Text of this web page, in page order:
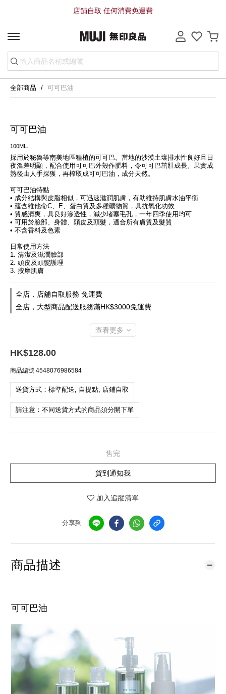
店舖自取 任何消費免運費
全部商品 可可巴油
可可巴油
100ML.
採用於秘魯等南美地區種植的可可巴。當地的沙漠土壤排水性良好且日
夜溫差明顯，配合使用可可巴外殼作肥料，令可可巴茁壯成長。果實成
熟後由人手採獲，再榨取成可可巴油，成分天然。
可可巴油特點
• 成分結構與皮脂相似，可迅速滋潤肌膚，有助維持肌膚水油平衡
• 蘊含維他命C、E、蛋白質及多種礦物質，具抗氧化功效
• 質感清爽，具良好滲透性，減少堵塞毛孔，一年四季使用均可
• 可用於臉部、身體、頭皮及頭髮，適合所有膚質及髮質
• 不含香料及色素
日常使用方法
1. 清潔及滋潤臉部
2. 頭皮及頭髮護理
3. 按摩肌膚
全店，店舖自取服務 免運費
全店，大型商品配送服務滿HK$3000免運費
查看更多
HK$128.00
商品編號 4548076986584
送貨方式：標準配送, 自提點, 店鋪自取
請注意：不同送貨方式的商品須分開下單
售完
貨到通知我
加入追蹤清單
分享到
商品描述
可可巴油